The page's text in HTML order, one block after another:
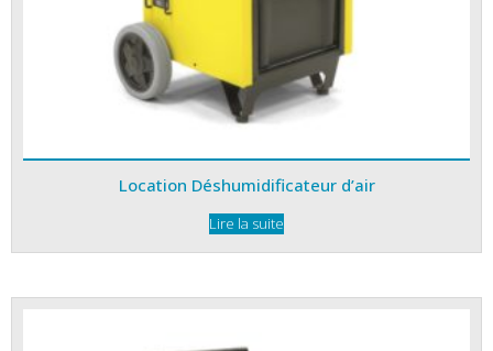
Location Déshumidificateur d’air
Lire la suite